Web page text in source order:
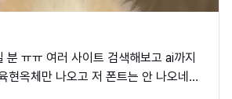
분 ㅠㅠ 여러 사이트 검색해보고 ai까지
현옥체만 나오고 저 폰트는 안 나오네요